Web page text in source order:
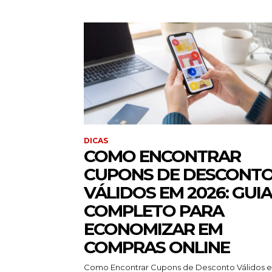
DICAS
COMO ENCONTRAR
CUPONS DE
VÁLIDOS EM 2026: GUIA
COMPLETO PARA
ECONOMIZAR EM
COMPRAS ONLINE
Como Encontrar Cupons de Desconto Válidos